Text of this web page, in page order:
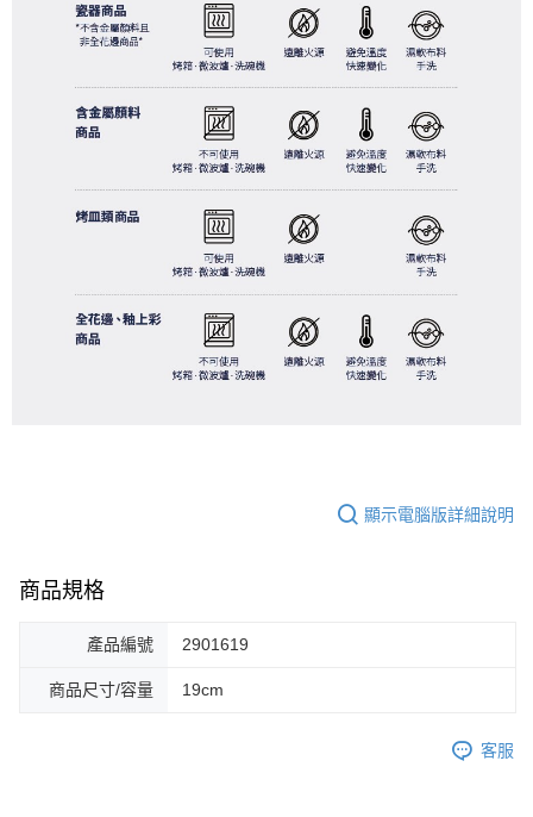
顯示電腦版詳細說明
商品規格
產品編號 2901619
商品尺寸/容量 19cm
客服